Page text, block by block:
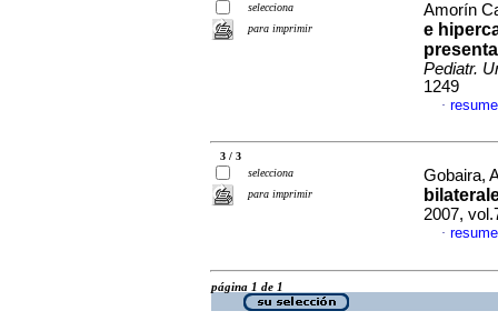
selecciona
para imprimir
Amorín
e
Pediatr.
1249
·
3 / 3
selecciona
para imprimir
Gobaira,
2007,
·
página 1 de 1